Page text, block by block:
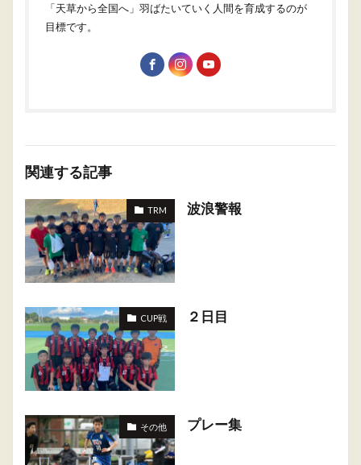
「天草から全国へ」羽ばたいていく人間を育成するのが
目標です。
関連する記事
TRM 波浪警報
CUP戦 ２日目
その他 プレー集